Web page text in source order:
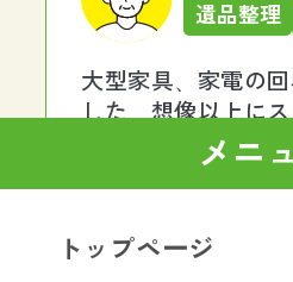
メニ
トップページ
遺品整理
大型家具、家電の
した。想像以上に
でした！作業はと
あっという間に運
終始丁寧で安心し
た。料金も明朗で